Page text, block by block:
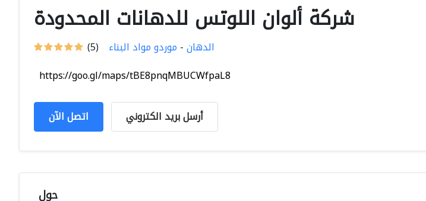
شركة ألوان اللوتس للدهانات المحدودة
(5) الدهان- موردو مواد البناء
https://goo.gl/maps/tBE8pnqMBUCWfpaL8
اتصل الآن أرسل بريد الكتروني
حول